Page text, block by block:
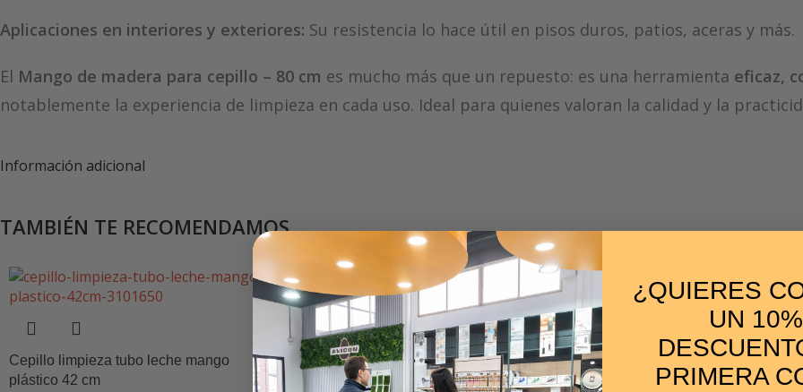
Aplicaciones en interiores y exteriores: Su resistencia lo hace útil en pisos duros, patios, aceras y más.
El Mango de madera para cepillo – 80 cm es mucho más que un repuesto: es una herramienta eficaz,
notablemente la experiencia de limpieza en cada uso. Ideal para quienes valoran la calidad y la
Información adicional
TAMBIÉN TE RECOMENDAMOS…
Cepillo limpieza tubo leche mango
plástico 42 cm
Mango bisturí
1,34€
Mango madera
6,34 8,22€
¿QUIERES
UN
PRIMERA